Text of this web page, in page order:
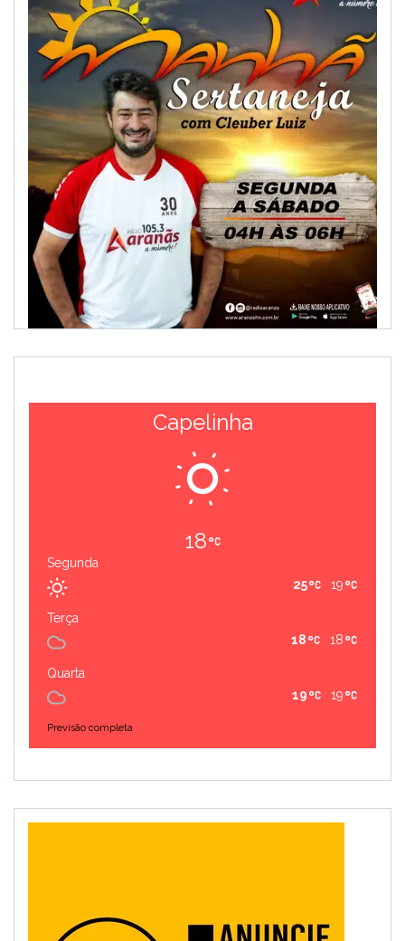
Capelinha
18
Segunda
19
25
Terça
18
18
Quarta
19
19
Previsão completa